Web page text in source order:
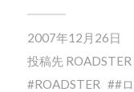
2007年12月26日
投稿先 ROADSTER
ROADSTER
#